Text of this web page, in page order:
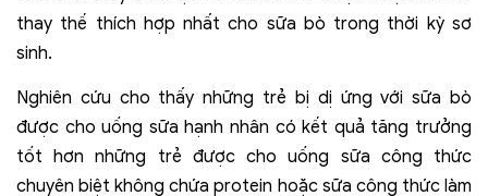
thay thế thích hợp nhất cho sữa bò trong thời kỳ sơ
sinh.
Nghiên cứu cho thấy những trẻ bị dị ứng với sữa bò
được cho uống sữa hạnh nhân có kết quả tăng trưởng
tốt hơn những trẻ được cho uống sữa công thức
chuyên biệt không chứa protein hoặc sữa công thức làm